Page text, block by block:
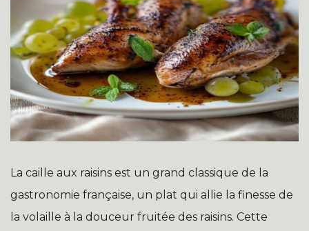
La caille aux raisins est un grand classique de la
gastronomie française, un plat qui allie la finesse de
la volaille à la douceur fruitée des raisins. Cette